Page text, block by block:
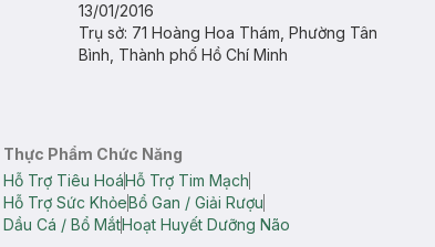
13/01/2016
Trụ sở: 71 Hoàng Hoa Thám, Phường Tân
Bình, Thành phố Hồ Chí Minh
Thực Phẩm Chức Năng
Hỗ Trợ Tiêu HoáHỗ Trợ Tim Mạch
Hỗ Trợ Sức KhỏeBổ Gan / Giải Rượu
Dầu Cá / Bổ MắtHoạt Huyết Dưỡng Não